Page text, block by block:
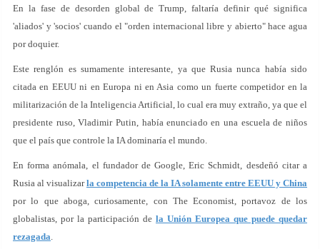
En la fase de desorden global de Trump, faltaría definir qué significa
'aliados' y 'socios' cuando el "orden internacional libre y abierto" hace agua
por doquier.
Este renglón es sumamente interesante, ya que Rusia nunca había sido
citada en EEUU ni en Europa ni en Asia como un fuerte competidor en la
militarización de la Inteligencia Artificial, lo cual era muy extraño, ya que el
presidente ruso, Vladimir Putin, había enunciado en una escuela de niños
que el país que controle la IA dominaría el mundo.
En forma anómala, el fundador de Google, Eric Schmidt, desdeñó citar a
Rusia al visualizarla competencia de la IA solamente entre EEUU y China
por lo que aboga, curiosamente, con The Economist, portavoz de los
globalistas, por la participación de la Unión Europea que puede quedar
rezagada.